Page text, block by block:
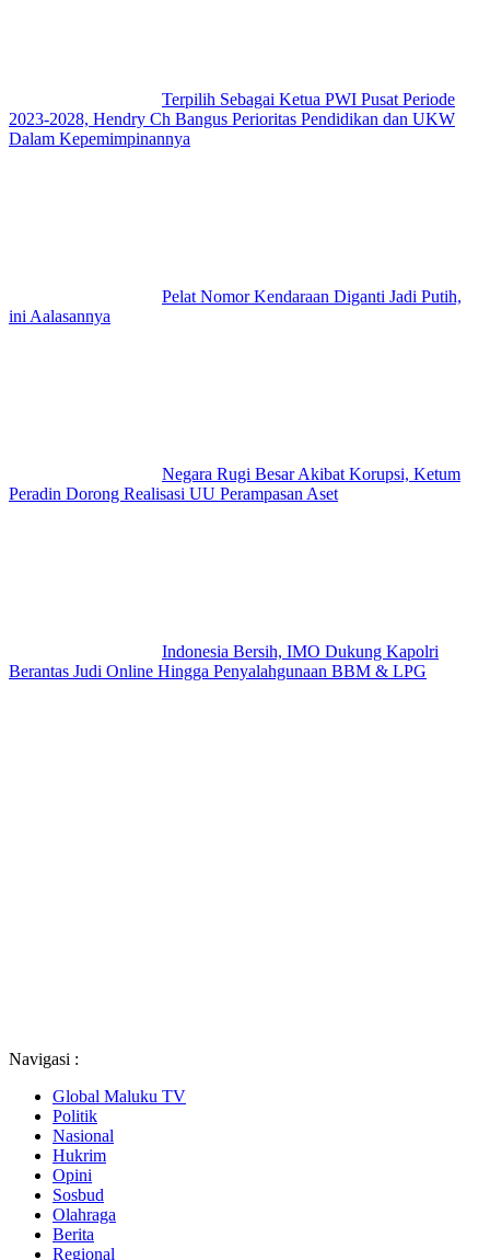
Terpilih Sebagai Ketua PWI Pusat Periode
2023-2028, Hendry Ch Bangus Perioritas Pendidikan dan UKW
Dalam Kepemimpinannya
Pelat Nomor Kendaraan Diganti Jadi Putih,
ini Aalasannya
Negara Rugi Besar Akibat Korupsi, Ketum
Peradin Dorong Realisasi UU Perampasan Aset
Indonesia Bersih, IMO Dukung Kapolri
Berantas Judi Online Hingga Penyalahgunaan BBM & LPG
Navigasi :
Global Maluku TV
Politik
Nasional
Hukrim
Opini
Sosbud
Olahraga
Berita
Regional